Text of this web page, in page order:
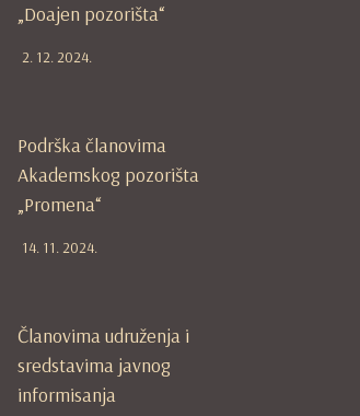
„Doajen pozorišta“
2. 12. 2024.
Podrška članovima
Akademskog pozorišta
„Promena“
14. 11. 2024.
Članovima udruženja i
sredstavima javnog
informisanja